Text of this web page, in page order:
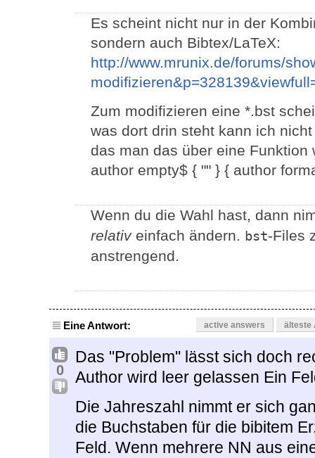
Es scheint nicht nur in der
sondern auch Bibtex/LaTeX:
http://www.mrunix.de/forums/
Zum modifizieren eine *.bst
was dort drin steht kann ich
das man das über eine Funktion
author empty$ { "" } { author
Wenn du die Wahl hast, dann
relativeinfach ändern. bst-Files
anstrengend.
Eine Antwort: active answers älteste
0
Das "Problem" lässt sich doch
Author wird leer gelassen Ein
Die Jahreszahl nimmt er sich
die Buchstaben für die bibitem
Feld. Wenn mehrere NN aus